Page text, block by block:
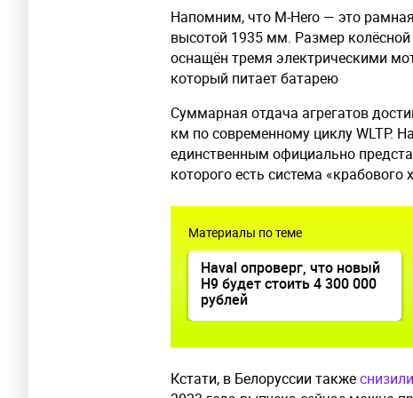
Напомним, что M-Hero — это
высотой 1935 мм. Размер
оснащён тремя электрическими
который питает батарею
Суммарная отдача агрегатов
км по современному циклу WLTP.
единственным официально
которого есть система «крабового
Материалы по теме
Haval опроверг, что новый
H9 будет стоить 4 300 000
рублей
Кстати, в Белоруссии также